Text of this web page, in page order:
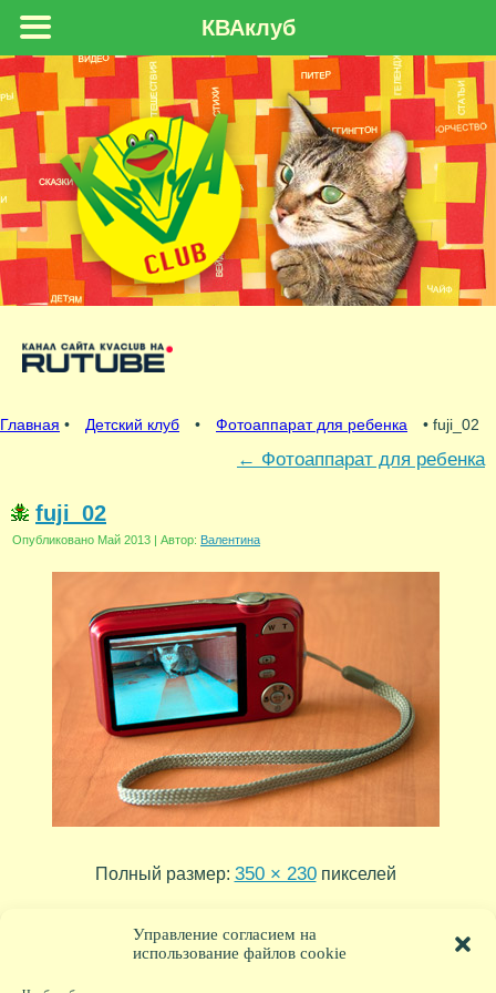
Управление согласием на
использование файлов cookie
Главная • Детский клуб • Фотоаппарат для ребенка • fuji_02
← Фотоаппарат для ребенка
fuji_02
Опубликовано Май 2013 | Автор: Валентина
Полный размер: 350 × 230пикселей
КВАклуб